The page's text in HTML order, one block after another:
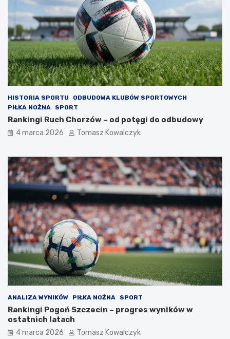
HISTORIA SPORTU
ODBUDOWA KLUBÓW SPORTOWYCH
PIŁKA NOŻNA
SPORT
Rankingi Ruch Chorzów – od potęgi do odbudowy
4 marca 2026 Tomasz Kowalczyk
ANALIZA WYNIKÓW PIŁKA NOŻNA SPORT
Rankingi Pogoń Szczecin – progres wyników w
ostatnich latach
4 marca 2026 Tomasz Kowalczyk